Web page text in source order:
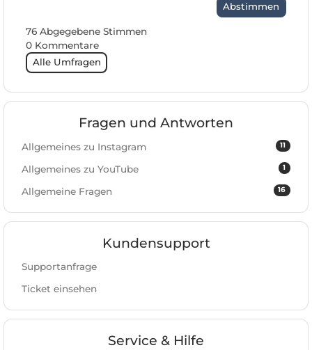
Abstimmen
76 Abgegebene Stimmen
0 Kommentare
Alle Umfragen
Fragen und Antworten
11
Allgemeines zu Instagram
1
Allgemeines zu YouTube
16
Allgemeine Fragen
Kundensupport
Supportanfrage
Ticket einsehen
Service & Hilfe